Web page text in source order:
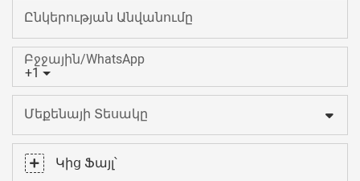
Ընկերության Անվանումը
+1
Բջջային/WhatsApp
Մեքենայի Տեսակը
Կից Ֆայլ՝